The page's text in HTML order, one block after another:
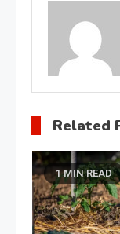
Related
1 MIN READ